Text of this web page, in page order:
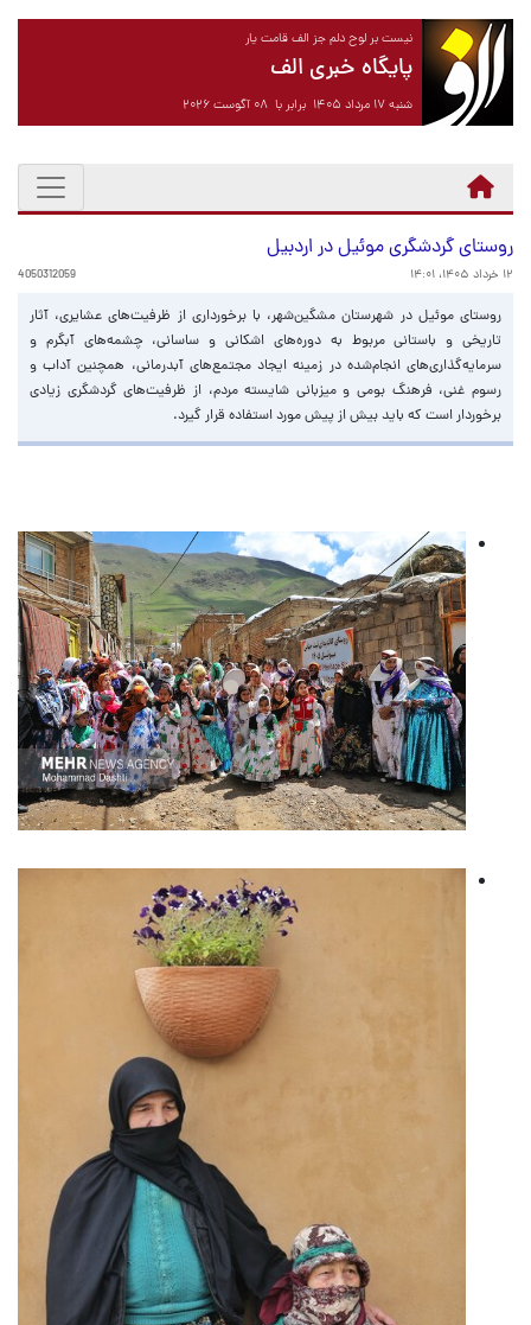
نیست بر لوح دلم جز الف قامت یار
پایگاه خبری الف
شنبه ۱۷ مرداد ۱۴۰۵ برابر با ۰۸ آگوست ۲۰۲۶
روستای گردشگری موئیل در اردبیل
۱۲ خرداد ۱۴۰۵، ۱۴:۰۱ 4050312059
روستای موئیل در شهرستان مشگین‌شهر، با برخورداری از ظرفیت‌های عشایری، آثار
تاریخی و باستانی مربوط به دوره‌های اشکانی و ساسانی، چشمه‌های آبگرم و
سرمایه‌گذاری‌های انجام‌شده در زمینه ایجاد مجتمع‌های آبدرمانی، همچنین آداب و
رسوم غنی، فرهنگ بومی و میزبانی شایسته مردم، از ظرفیت‌های گردشگری زیادی
برخوردار است که باید بیش از پیش مورد استفاده قرار گیرد.